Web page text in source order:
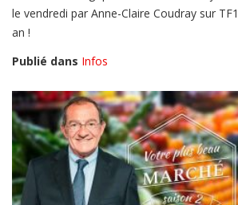
le vendredi par Anne-Claire Coudray sur
an !
Publié dans Infos